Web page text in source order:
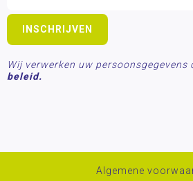
Wij verwerken uw persoonsgegevens
beleid.
Algemene